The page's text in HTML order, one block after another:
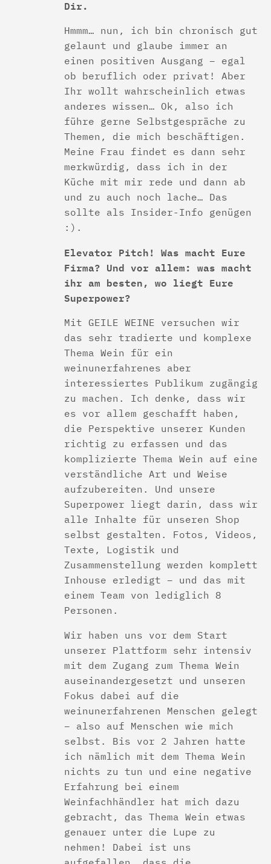
Dir.
Hmmm… nun, ich bin chronisch gut
gelaunt und glaube immer an
einen positiven Ausgang – egal
ob beruflich oder privat! Aber
Ihr wollt wahrscheinlich etwas
anderes wissen… Ok, also ich
führe gerne Selbstgespräche zu
Themen, die mich beschäftigen.
Meine Frau findet es dann sehr
merkwürdig, dass ich in der
Küche mit mir rede und dann ab
und zu auch noch lache… Das
sollte als Insider-Info genügen
:).
Elevator Pitch! Was macht Eure
Firma? Und vor allem: was macht
ihr am besten, wo liegt Eure
Superpower?
Mit GEILE WEINE versuchen wir
das sehr tradierte und komplexe
Thema Wein für ein
weinunerfahrenes aber
interessiertes Publikum zugängig
zu machen. Ich denke, dass wir
es vor allem geschafft haben,
die Perspektive unserer Kunden
richtig zu erfassen und das
komplizierte Thema Wein auf eine
verständliche Art und Weise
aufzubereiten. Und unsere
Superpower liegt darin, dass wir
alle Inhalte für unseren Shop
selbst gestalten. Fotos, Videos,
Texte, Logistik und
Zusammenstellung werden komplett
Inhouse erledigt – und das mit
einem Team von lediglich 8
Personen.
Wir haben uns vor dem Start
unserer Plattform sehr intensiv
mit dem Zugang zum Thema Wein
auseinandergesetzt und unseren
Fokus dabei auf die
weinunerfahrenen Menschen gelegt
– also auf Menschen wie mich
selbst. Bis vor 2 Jahren hatte
ich nämlich mit dem Thema Wein
nichts zu tun und eine negative
Erfahrung bei einem
Weinfachhändler hat mich dazu
gebracht, das Thema Wein etwas
genauer unter die Lupe zu
nehmen! Dabei ist uns